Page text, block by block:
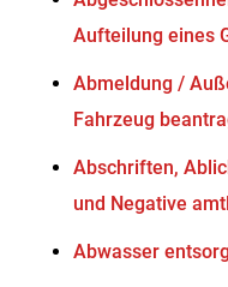
Aufteilung eines
Abmeldung /
Fahrzeug
Abschriften,
und Negative
Abwasser